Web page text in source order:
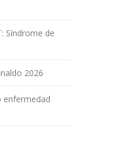
Síndrome de
2026
enfermedad